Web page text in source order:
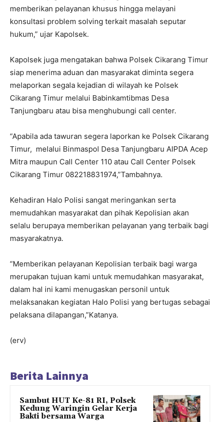
memberikan pelayanan khusus hingga melayani
konsultasi problem solving terkait masalah seputar
hukum,” ujar Kapolsek.
Kapolsek juga mengatakan bahwa Polsek Cikarang Timur
siap menerima aduan dan masyarakat diminta segera
melaporkan segala kejadian di wilayah ke Polsek
Cikarang Timur melalui Babinkamtibmas Desa
Tanjungbaru atau bisa menghubungi call center.
“Apabila ada tawuran segera laporkan ke Polsek Cikarang
Timur, melalui Binmaspol Desa Tanjungbaru AIPDA Acep
Mitra maupun Call Center 110 atau Call Center Polsek
Cikarang Timur 082218831974,”Tambahnya.
Kehadiran Halo Polisi sangat meringankan serta
memudahkan masyarakat dan pihak Kepolisian akan
selalu berupaya memberikan pelayanan yang terbaik bagi
masyarakatnya.
“Memberikan pelayanan Kepolisian terbaik bagi warga
merupakan tujuan kami untuk memudahkan masyarakat,
dalam hal ini kami menugaskan personil untuk
melaksanakan kegiatan Halo Polisi yang bertugas sebagai
pelaksana dilapangan,”Katanya.
(erv)
Berita Lainnya
Sambut HUT Ke-81 RI, Polsek
Kedung Waringin Gelar Kerja
Bakti bersama Warga